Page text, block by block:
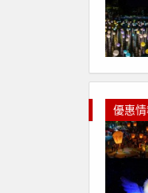
優惠情